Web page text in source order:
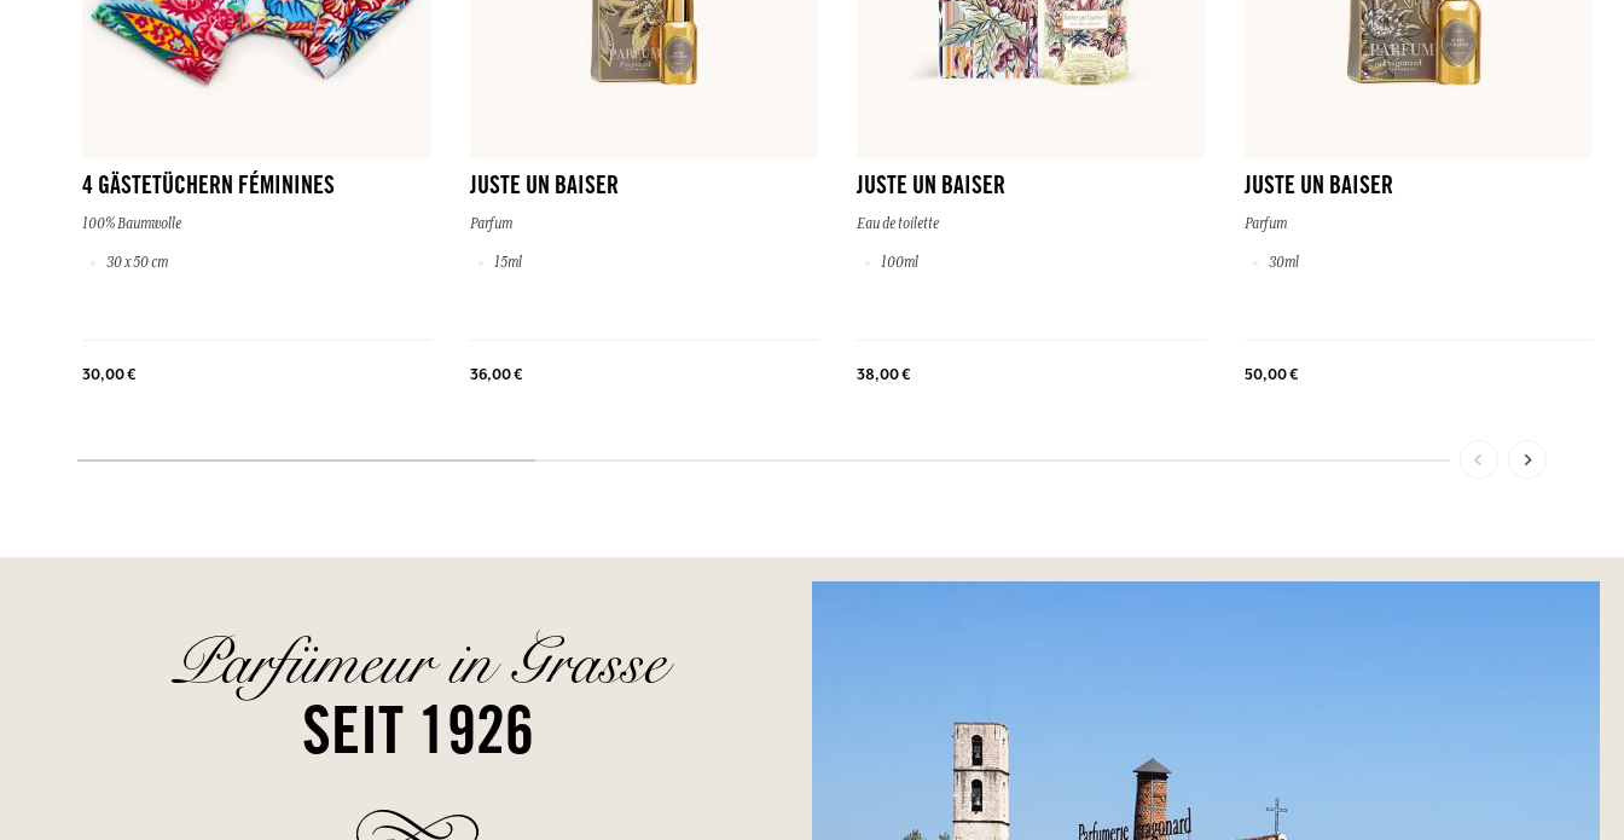
4 GÄSTETÜCHERN FÉMININES
100% Baumwolle
30 x 50 cm
30,00 €
JUSTE UN BAISER
Parfum
15ml
36,00 €
JUSTE UN BAISER
Eau de toilette
100ml
38,00 €
JUSTE UN BAISER
Parfum
30ml
50,00 €
Parfümeur in Grasse
SEIT 1926